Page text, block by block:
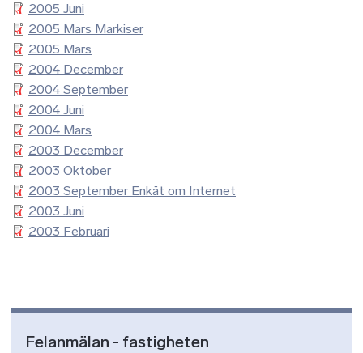
2005 Juni
2005 Mars Markiser
2005 Mars
2004 December
2004 September
2004 Juni
2004 Mars
2003 December
2003 Oktober
2003 September Enkät om Internet
2003 Juni
2003 Februari
Felanmälan - fastigheten